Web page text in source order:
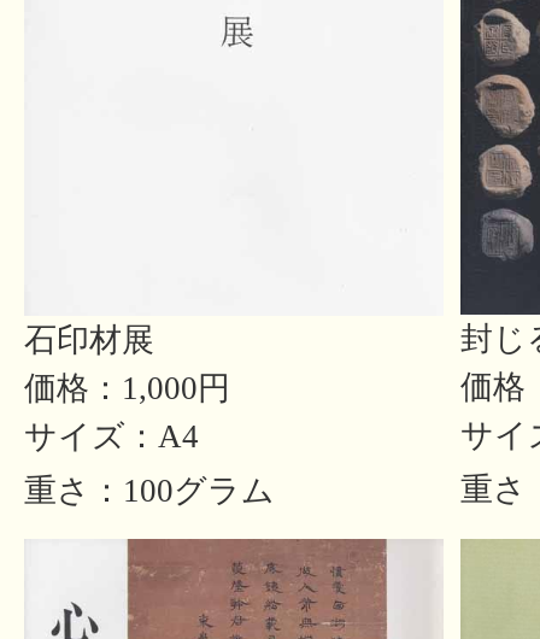
石印材展
価格：1,000円
サイズ：A4
重さ：100グラム
封じ
価格
サイ
重さ